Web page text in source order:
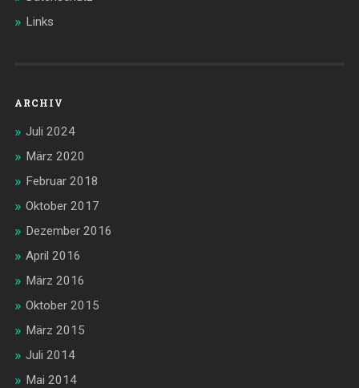
Links
ARCHIV
Juli 2024
März 2020
Februar 2018
Oktober 2017
Dezember 2016
April 2016
März 2016
Oktober 2015
März 2015
Juli 2014
Mai 2014